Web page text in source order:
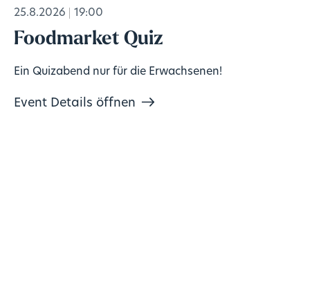
25.8.2026 19:00
Foodmarket Quiz
Ein Quizabend nur für die Erwachsenen!
Event Details öffnen